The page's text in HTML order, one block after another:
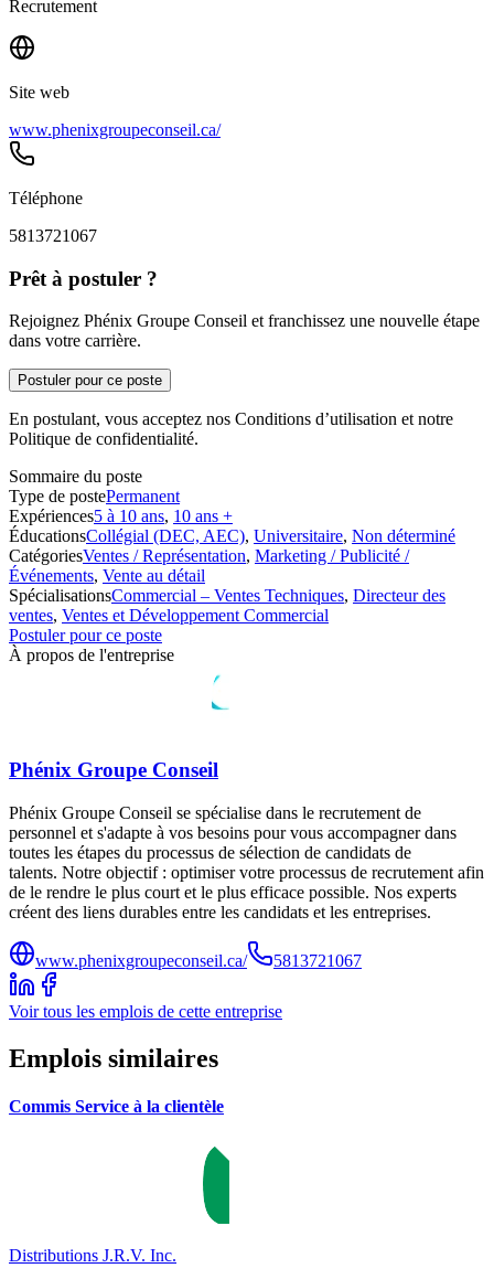
Recrutement
Site web
www.phenixgroupeconseil.ca/
Téléphone
5813721067
Prêt à postuler ?
Rejoignez Phénix Groupe Conseil et franchissez une nouvelle étape
dans votre carrière.
Postuler pour ce poste
En postulant, vous acceptez nos Conditions d’utilisation et notre
Politique de confidentialité.
Sommaire du poste
Type de postePermanent
Expériences5 à 10 ans, 10 ans +
ÉducationsCollégial (DEC, AEC), Universitaire, Non déterminé
CatégoriesVentes / Représentation, Marketing / Publicité /
Événements, Vente au détail
SpécialisationsCommercial – Ventes Techniques, Directeur des
ventes, Ventes et Développement Commercial
Postuler pour ce poste
À propos de l'entreprise
Phénix Groupe Conseil
Phénix Groupe Conseil se spécialise dans le recrutement de
personnel et s'adapte à vos besoins pour vous accompagner dans
toutes les étapes du processus de sélection de candidats de
talents. Notre objectif : optimiser votre processus de recrutement afin
de le rendre le plus court et le plus efficace possible. Nos experts
créent des liens durables entre les candidats et les entreprises.
www.phenixgroupeconseil.ca/ 5813721067
Voir tous les emplois de cette entreprise
Emplois similaires
Commis Service à la clientèle
Distributions J.R.V. Inc.